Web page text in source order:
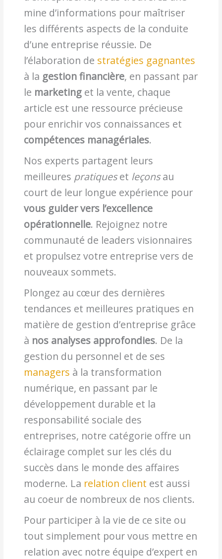
mine d’informations pour maîtriser
les différents aspects de la conduite
d’une entreprise réussie. De
l’élaboration de stratégies gagnantes
à la gestion financière, en passant par
le marketing et la vente, chaque
article est une ressource précieuse
pour enrichir vos connaissances et
compétences managériales.
Nos experts partagent leurs
meilleures pratiqueset leçonsau
court de leur longue expérience pour
vous guider vers l’excellence
opérationnelle. Rejoignez notre
communauté de leaders visionnaires
et propulsez votre entreprise vers de
nouveaux sommets.
Plongez au cœur des dernières
tendances et meilleures pratiques en
matière de gestion d’entreprise grâce
à nos analyses approfondies. De la
gestion du personnel et de ses
managers à la transformation
numérique, en passant par le
développement durable et la
responsabilité sociale des
entreprises, notre catégorie offre un
éclairage complet sur les clés du
succès dans le monde des affaires
moderne. La relation client est aussi
au coeur de nombreux de nos clients.
Pour participer à la vie de ce site ou
tout simplement pour vous mettre en
relation avec notre équipe d’expert en